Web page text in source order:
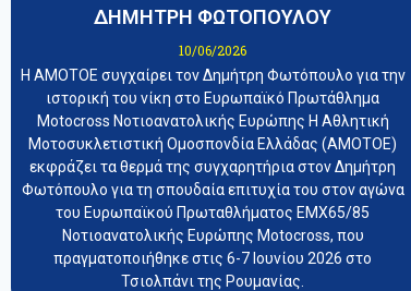
ΔΗΜΗΤΡΗ ΦΩΤΟΠΟΥΛΟΥ
10/06/2026
Η ΑΜΟΤΟΕ συγχαίρει τον Δημήτρη Φωτόπουλο για την
ιστορική του νίκη στο Ευρωπαϊκό Πρωτάθλημα
Motocross Νοτιοανατολικής Ευρώπης Η Αθλητική
Μοτοσυκλετιστική Ομοσπονδία Ελλάδας (ΑΜΟΤΟΕ)
εκφράζει τα θερμά της συγχαρητήρια στον Δημήτρη
Φωτόπουλο για τη σπουδαία επιτυχία του στον αγώνα
του Ευρωπαϊκού Πρωταθλήματος EMX65/85
Νοτιοανατολικής Ευρώπης Motocross, που
πραγματοποιήθηκε στις 6-7 Ιουνίου 2026 στο
Τσιολπάνι της Ρουμανίας.